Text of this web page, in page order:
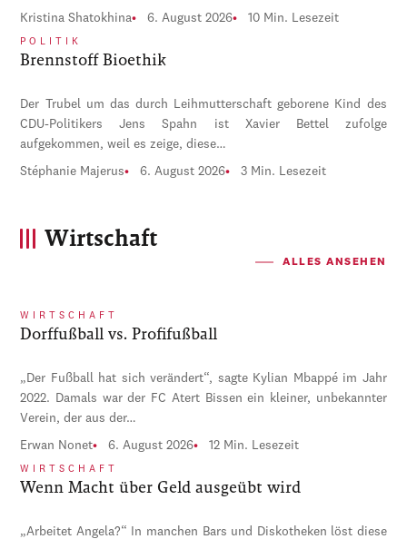
Kristina Shatokhina 6. August 2026 10 Min. Lesezeit
POLITIK
Brennstoff Bioethik
Der Trubel um das durch Leihmutterschaft geborene Kind des
CDU-Politikers Jens Spahn ist Xavier Bettel zufolge
aufgekommen, weil es zeige, diese…
Stéphanie Majerus 6. August 2026 3 Min. Lesezeit
Wirtschaft
ALLES ANSEHEN
WIRTSCHAFT
Dorffußball vs. Profifußball
„Der Fußball hat sich verändert“, sagte Kylian Mbappé im Jahr
2022. Damals war der FC Atert Bissen ein kleiner, unbekannter
Verein, der aus der…
Erwan Nonet 6. August 2026 12 Min. Lesezeit
WIRTSCHAFT
Wenn Macht über Geld ausgeübt wird
„Arbeitet Angela?“ In manchen Bars und Diskotheken löst diese